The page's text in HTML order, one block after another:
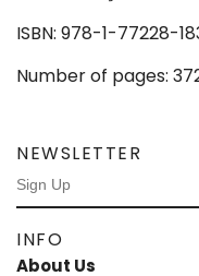
ISBN: 978-1-77228-
Number of pages:
NEWSLETTER
INFO
About Us